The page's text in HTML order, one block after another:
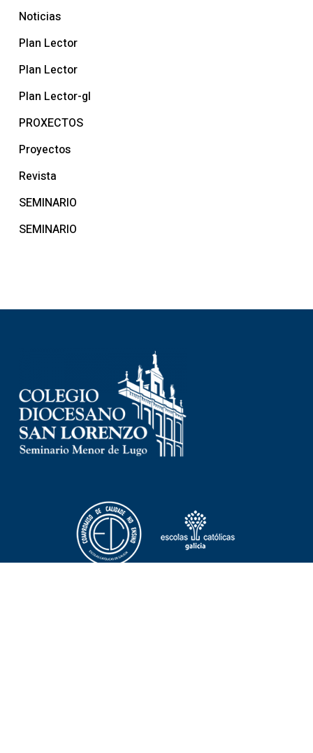
Noticias
Plan Lector
Plan Lector
Plan Lector-gl
PROXECTOS
Proyectos
Revista
SEMINARIO
SEMINARIO